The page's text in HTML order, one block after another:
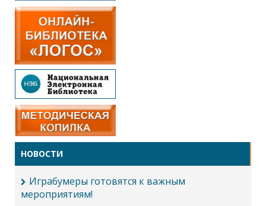
НОВОСТИ
Играбумеры готовятся к важным
мероприятиям!